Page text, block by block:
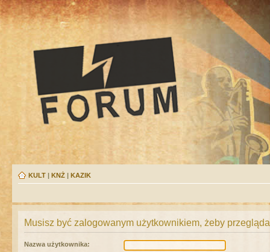
KULT | KNŻ | KAZIK
Musisz być zalogowanym użytkownikiem, żeby
Nazwa użytkownika: